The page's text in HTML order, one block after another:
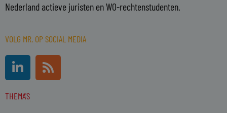
Nederland actieve juristen en WO-rechtenstudenten.
VOLG MR. OP SOCIAL MEDIA
L
i
n
k
R
s
s
THEMA'S